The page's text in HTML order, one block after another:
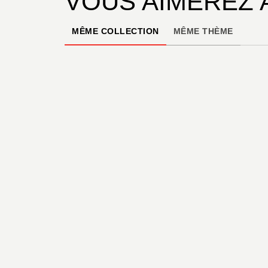
MÊME COLLECTION MÊME THÈME